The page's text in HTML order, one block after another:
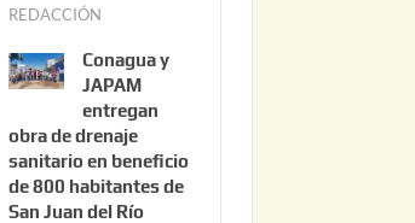
0
2
6
REDACCIÓN
n
i
o
3
0
Conagua y
JAPAM
entregan
obra de drenaje
sanitario en beneficio
de 800 habitantes de
San Juan del Río